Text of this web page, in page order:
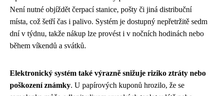
Není nutné objíždět čerpací stanice, pošty či jiná distribuční
místa, což šetří čas i palivo. Systém je dostupný nepřetržitě sedm
dní v týdnu, takže nákup lze provést i v nočních hodinách nebo
během víkendů a svátků.
Elektronický systém také výrazně snižuje riziko ztráty nebo
poškození známky. U papírových kuponů hrozilo, že se